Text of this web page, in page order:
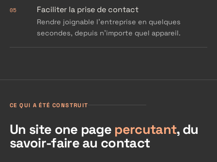
05 Faciliter la prise de contact
Rendre joignable l'entreprise en quelques
secondes, depuis n'importe quel appareil.
CE QUI A ÉTÉ CONSTRUIT
Un site one page percutant, du
savoir-faire au contact